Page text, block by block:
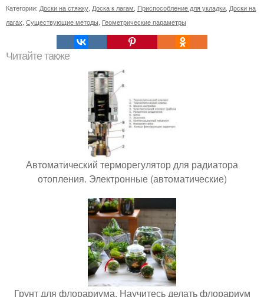
Категории: Доски на стяжку Доска к лагам Приспособление для укладки Доски на
лагах Существующие методы Геометрические параметры
Читайте также
Автоматический терморегулятор для радиатора
отопления. Электронные (автоматические)
Грунт для флорариума. Научитесь делать флорариум